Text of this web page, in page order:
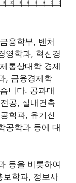
융학부, 벤처
영학과, 혁신경
통상대학 경제
, 금융경제학
니다. 공과대
공, 실내건축
학과, 유기신
공학과 등에 대
등을 비롯하여
보학과, 정보사